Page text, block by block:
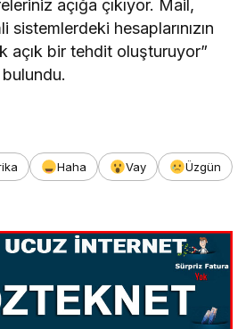
açığa çıkıyor. Mail,
sistemlerdeki hesaplarınızın
açık bir tehdit oluşturuyor”
Haha Vay
Üzgün